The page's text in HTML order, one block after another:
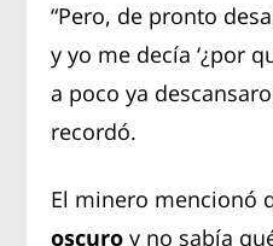
“Pero, de pronto
y yo me decía ‘¿por
a poco ya
recordó.
El minero mencionó
oscuroy no sabía